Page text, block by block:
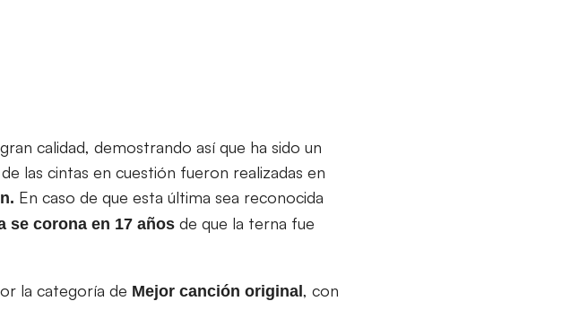
calidad, demostrando así que ha sido un
las cintas en cuestión fueron realizadas en
En caso de que esta última sea reconocida
se corona en 17 años de que la terna fue
la categoría de Mejor canción original, con